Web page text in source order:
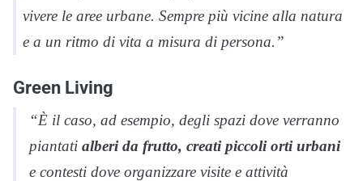
vivere le aree urbane. Sempre più vicine alla natura
e a un ritmo di vita a misura di persona.”
Green Living
“È il caso, ad esempio, degli spazi dove verranno
piantati alberi da frutto, creati piccoli orti urbani
e contesti dove organizzare visite e attività